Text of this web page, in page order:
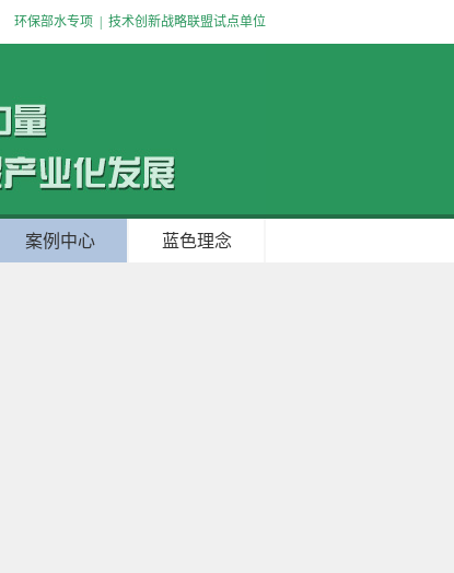
环保部水专项 技术创新战略联盟试点单位
案例中心 蓝色理念